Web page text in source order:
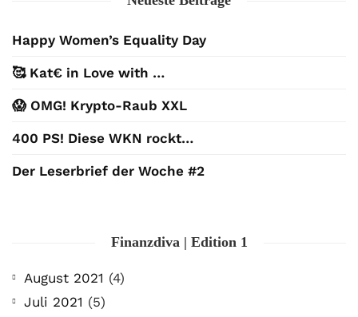
Happy Women’s Equality Day
🥰 Kat€ in Love with …
😱 OMG! Krypto-Raub XXL
400 PS! Diese WKN rockt…
Der Leserbrief der Woche #2
Finanzdiva | Edition 1
August 2021 (4)
Juli 2021 (5)